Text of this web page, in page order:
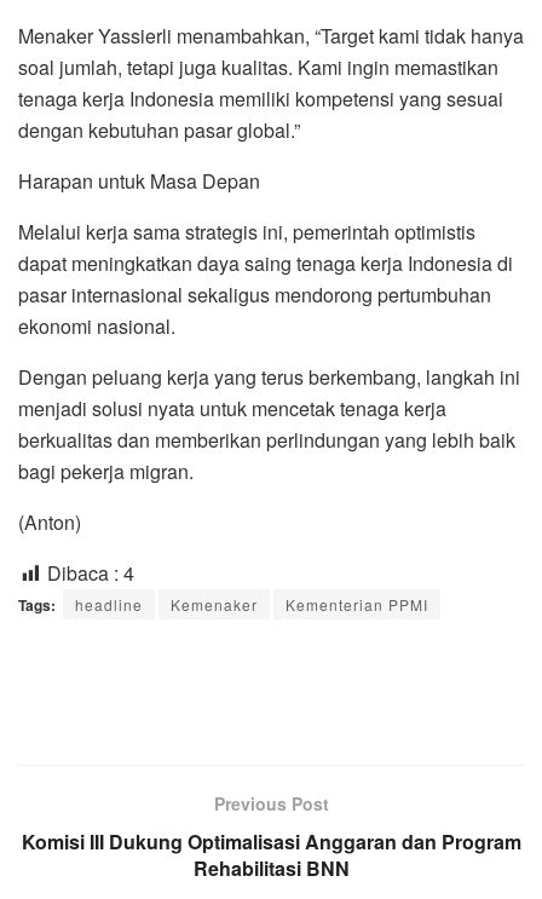
Menaker Yassierli menambahkan, “Target kami tidak hanya
soal jumlah, tetapi juga kualitas. Kami ingin memastikan
tenaga kerja Indonesia memiliki kompetensi yang sesuai
dengan kebutuhan pasar global.”
Harapan untuk Masa Depan
Melalui kerja sama strategis ini, pemerintah optimistis
dapat meningkatkan daya saing tenaga kerja Indonesia di
pasar internasional sekaligus mendorong pertumbuhan
ekonomi nasional.
Dengan peluang kerja yang terus berkembang, langkah ini
menjadi solusi nyata untuk mencetak tenaga kerja
berkualitas dan memberikan perlindungan yang lebih baik
bagi pekerja migran.
(Anton)
Dibaca : 4
Tags: headline Kemenaker Kementerian PPMI
Previous Post
Komisi III Dukung Optimalisasi Anggaran dan Program
Rehabilitasi BNN